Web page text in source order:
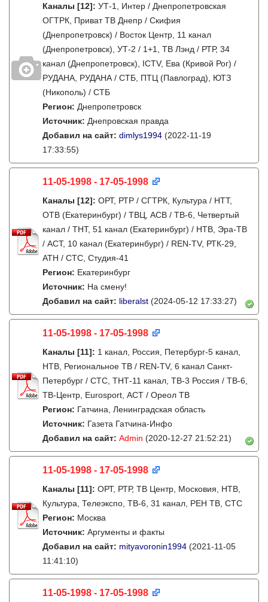
Каналы [12]: УТ-1, Интер / Днепропетровская
ОГТРК, Приват ТВ Днепр / Скифия
(Днепропетровск) / Восток Центр, 11 канал
(Днепропетровск), УТ-2 / 1+1, ТВ Лэнд / РТР, 34
канал (Днепропетровск), ICTV, Ева (Кривой Рог) /
РУДАНА, РУДАНА / СТБ, ПТЦ (Павлоград), ЮТЗ
(Никополь) / СТБ
Регион: Днепропетровск
Источник: Днепровская правда
Добавил на сайт: dimlys1994 (2022-11-19
17:33:55)
11-05-1998 - 17-05-1998
Каналы [12]: ОРТ, РТР / СГТРК, Культура / НТТ,
ОТВ (Екатеринбург) / ТВЦ, АСВ / ТВ-6, Четвертый
канал / ТНТ, 51 канал (Екатеринбург) / НТВ, Эра-ТВ
/ АСТ, 10 канал (Екатеринбург) / REN-TV, РТК-29,
АТН / СТС, Студия-41
Регион: Екатеринбург
Источник: На смену!
Добавил на сайт: liberalst (2024-05-12 17:33:27)
11-05-1998 - 17-05-1998
Каналы [11]: 1 канал, Россия, Петербург-5 канал,
НТВ, Региональное ТВ / REN-TV, 6 канал Санкт-
Петербург / СТС, ТНТ-11 канал, ТВ-3 Россия / ТВ-6,
ТВ-Центр, Eurosport, АСТ / Ореол ТВ
Регион: Гатчина, Ленинградская область
Источник: Газета Гатчина-Инфо
Добавил на сайт: Admin (2020-12-27 21:52:21)
11-05-1998 - 17-05-1998
Каналы [11]: ОРТ, РТР, ТВ Центр, Московия, НТВ,
Культура, Телеэкспо, ТВ-6, 31 канал, РЕН ТВ, СТС
Регион: Москва
Источник: Аргументы и факты
Добавил на сайт: mityavoronin1994 (2021-11-05
11:41:10)
11-05-1998 - 17-05-1998